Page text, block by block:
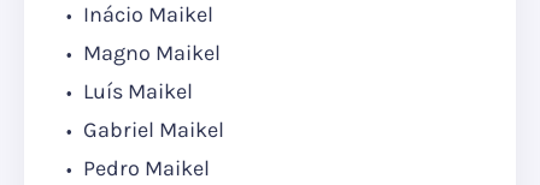
Inácio Maikel
Magno Maikel
Luís Maikel
Gabriel Maikel
Pedro Maikel